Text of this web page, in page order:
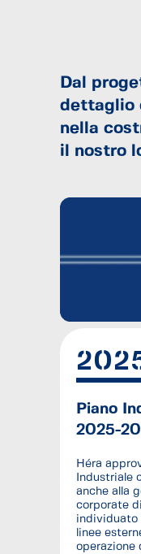
Dal
dettaglio
nella
il nostro
Piano
2025-
Héra
Industriale
anche alla
corporate
individuato
linee
operazione